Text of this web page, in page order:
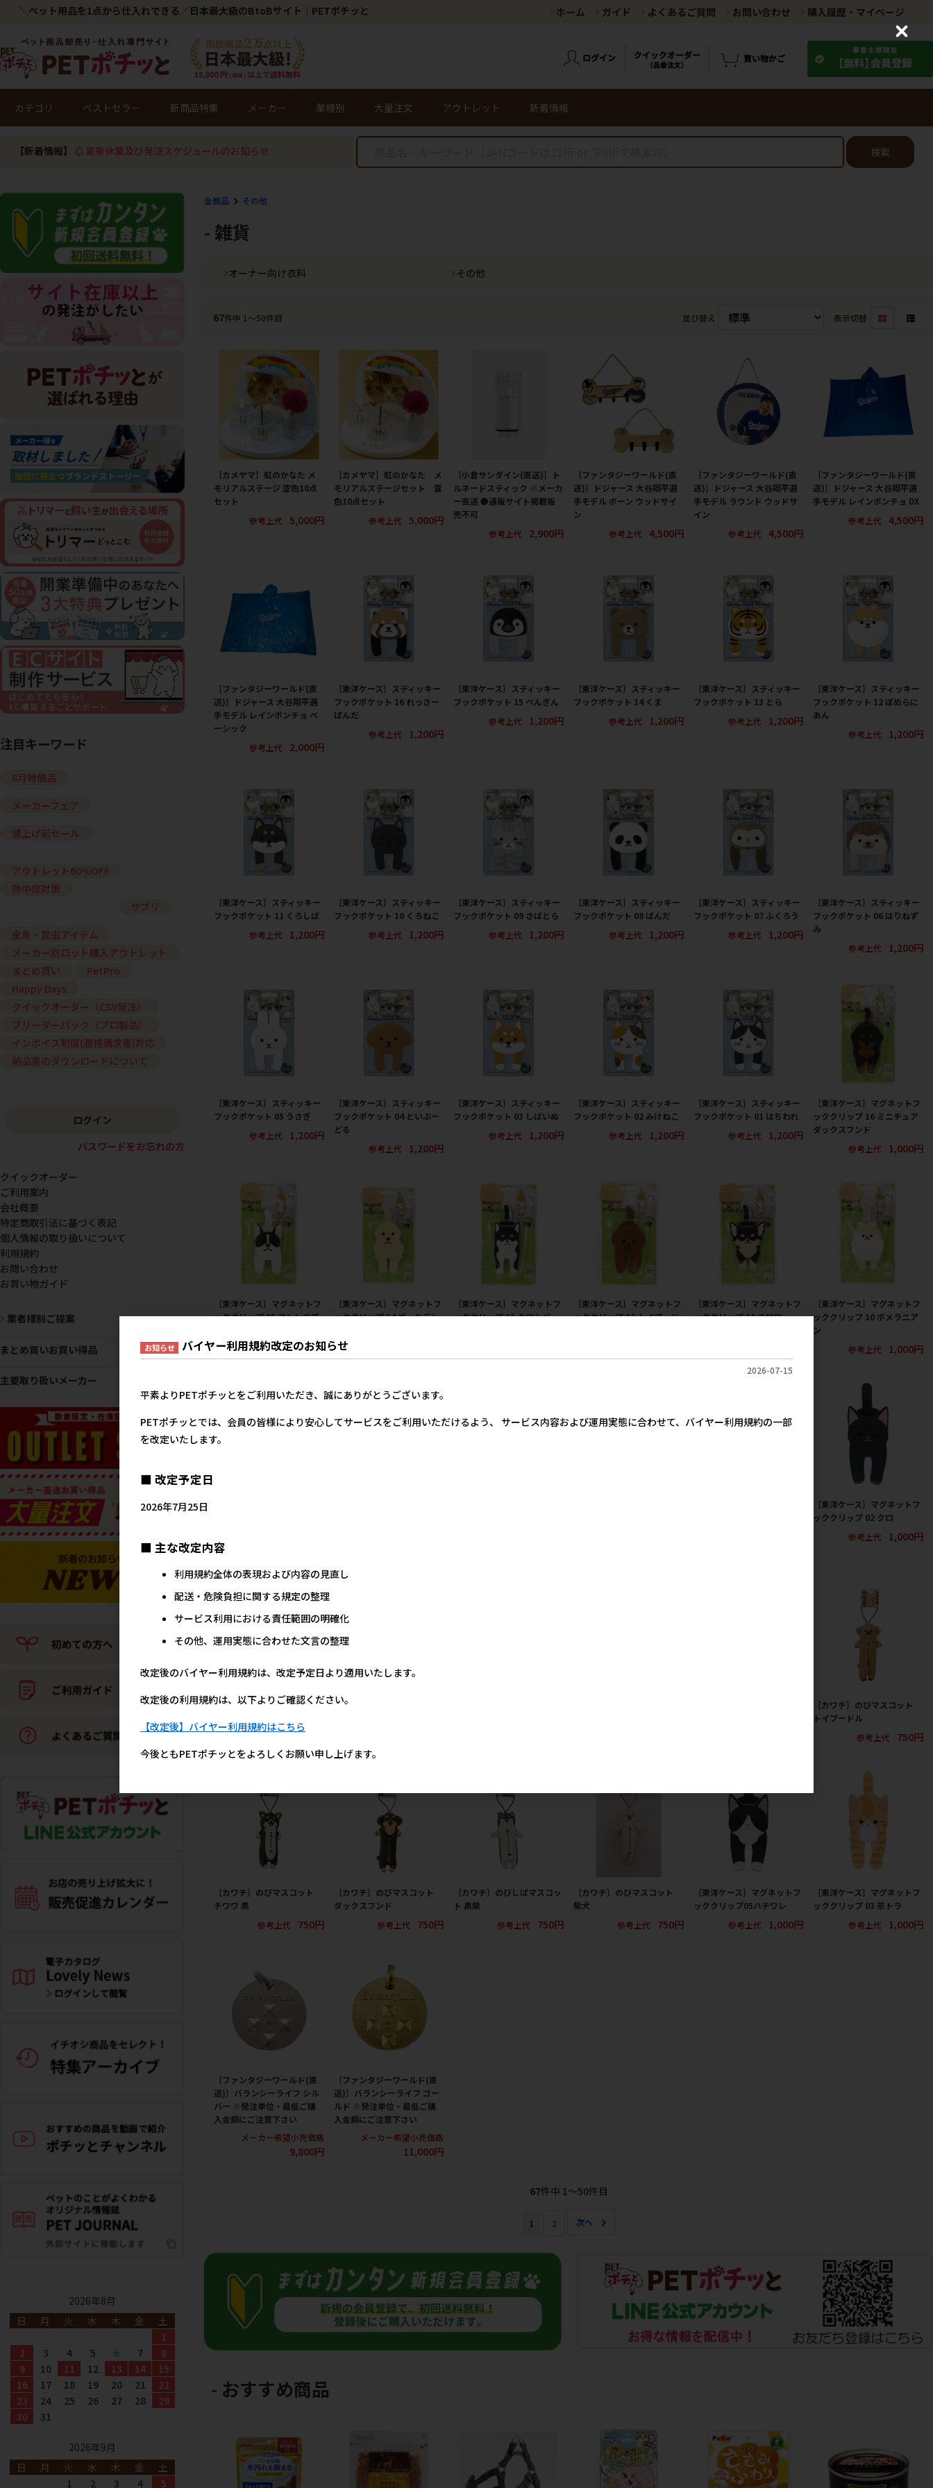
＼ペット用品を1点から仕入れできる／日本最大級のBtoBサイト｜PETポチッと ホーム ガイド よくあるご質問 お問い合わせ 購入履歴・マイページ
カテゴリ ベストセラー 新商品特集 メーカー 業種別 大量注文 アウトレット 新着情報
【新着情報】 夏季休業及び発送スケジュールのお知らせ 検索
全商品 その他
雑貨
オーナー向け衣料 その他
67件中 1〜50件目 並び替え 表示切替
［カメヤマ］虹のかなた メ
モリアルステージ 空色10点
セット
参考上代
5,000円
［カメヤマ］虹のかなた メ
モリアルステージセット 雲
色10点セット
参考上代
5,000円
［小倉サンダイン(直送)］ト
ルネードスティック ※メーカ
ー直送 ●通販サイト掲載販
売不可
参考上代
2,900円
［ファンタジーワールド(直
送)］ドジャース 大谷翔平選
手モデル ボーン ウッドサイ
ン
参考上代
4,500円
［ファンタジーワールド(直
送)］ドジャース 大谷翔平選
手モデル ラウンド ウッドサ
イン
参考上代
4,500円
［ファンタジーワールド(直
送)］ドジャース 大谷翔平選
手モデル レインポンチョ DX
参考上代
4,500円
［ファンタジーワールド(直
送)］ドジャース 大谷翔平選
手モデル レインポンチョ ベ
ーシック
参考上代
2,000円
［東洋ケース］スティッキー
フックポケット 16 れっさー
ぱんだ
参考上代
1,200円
［東洋ケース］スティッキー
フックポケット 15 ぺんぎん
参考上代
1,200円
［東洋ケース］スティッキー
フックポケット 14 くま
参考上代
1,200円
［東洋ケース］スティッキー
フックポケット 13 とら
参考上代
1,200円
［東洋ケース］スティッキー
フックポケット 12 ぽめらに
あん
参考上代
1,200円
［東洋ケース］スティッキー
フックポケット 11 くろしば
参考上代
1,200円
［東洋ケース］スティッキー
フックポケット 10 くろねこ
参考上代
1,200円
［東洋ケース］スティッキー
フックポケット 09 さばとら
参考上代
1,200円
［東洋ケース］スティッキー
フックポケット 08 ぱんだ
参考上代
1,200円
［東洋ケース］スティッキー
フックポケット 07 ふくろう
参考上代
1,200円
［東洋ケース］スティッキー
フックポケット 06 はりねず
み
参考上代
1,200円
［東洋ケース］スティッキー
フックポケット 05 うさぎ
参考上代
1,200円
［東洋ケース］スティッキー
フックポケット 04 といぷー
どる
参考上代
1,200円
［東洋ケース］スティッキー
フックポケット 03 しばいぬ
参考上代
1,200円
［東洋ケース］スティッキー
フックポケット 02 みけねこ
参考上代
1,200円
［東洋ケース］スティッキー
フックポケット 01 はちわれ
参考上代
1,200円
［東洋ケース］マグネットフ
ッククリップ 16 ミニチュア
ダックスフンド
参考上代
1,000円
［東洋ケース］マグネットフ
ッククリップ 15 フレンチブ
参考上代 1,000円
［東洋ケース］マグネットフ
ッククリップ 14 ゴールデン
［東洋ケース］マグネットフ
ッククリップ 13 クロシバ
［東洋ケース］マグネットフ
ッククリップ 12 トイプード
［東洋ケース］マグネットフ
ッククリップ 11 チワワ
［東洋ケース］マグネットフ
ッククリップ 10 ポメラニア
ン
参考上代
1,000円
［東洋ケース］マグネットフ
ッククリップ 02 クロ
参考上代
1,000円
［東洋ケース］マグネットフ
1,000円
［キョーリン］メダカのエサ
［カワチ］のびマスコット
トイプードル
参考上代
750円
［カワチ］のびマスコット
チワワ 黒
参考上代
750円
［カワチ］のびマスコット
ダックスフンド
参考上代
750円
［カワチ］のびしばマスコッ
ト 黒柴
参考上代
750円
［カワチ］のびマスコット
柴犬
参考上代
750円
［東洋ケース］マグネットフ
ッククリップ05ハチワレ
参考上代
1,000円
［東洋ケース］マグネットフ
ッククリップ 03 茶トラ
参考上代
1,000円
［ファンタジーワールド(直
送)］バランシーライフ シル
バー ※発注単位・最低ご購
入金額にご注意下さい
メーカー希望小売価格
9,800円
［ファンタジーワールド(直
送)］バランシーライフ ゴー
ルド ※発注単位・最低ご購
入金額にご注意下さい
メーカー希望小売価格
11,000円
67件中 1〜50件目
1 2
おすすめ商品
注目キーワード
8月特価品
メーカーフェア
値上げ前セール
アウトレット60%OFF
熱中症対策
サプリ
金魚・昆虫アイテム
メーカー別ロット購入アウトレット
まとめ買い
PetPro
Happy Days
クイックオーダー（CSV発注）
ブリーダーパック（プロ製品）
インボイス制度(適格請求書)対応
納品書のダウンロードについて
ログイン
パスワードをお忘れの方
クイックオーダー
ご利用案内
会社概要
特定商取引法に基づく表記
個人情報の取り扱いについて
利用規約
お問い合わせ
お買い物ガイド
業者様別ご提案
まとめ買いお買い得品
主要取り扱いメーカー
2026年8月
日
月 火 水 木 金
土
1
2
3 4 5 6 7
8
9
10 11 12 13 14
15
16
17 18 19 20 21
22
23
24 25 26 27 28
29
30
31
2026年9月
日
月 火 水 木 金
土
1
2 3 4 5
お知らせ バイヤー利用規約改定のお知らせ
2026-07-15
平素よりPETポチッとをご利用いただき、誠にありがとうございます。
PETポチッとでは、会員の皆様により安心してサービスをご利用いただけるよう、 サービス内容および運用実態に合わせて、バイヤー利用規約の一部
を改定いたします。
■ 改定予定日
2026年7月25日
■ 主な改定内容
利用規約全体の表現および内容の見直し
配送・危険負担に関する規定の整理
サービス利用における責任範囲の明確化
その他、運用実態に合わせた文言の整理
改定後のバイヤー利用規約は、改定予定日より適用いたします。
改定後の利用規約は、以下よりご確認ください。
【改定後】バイヤー利用規約はこちら
今後ともPETポチッとをよろしくお願い申し上げます。
C
o
s
e